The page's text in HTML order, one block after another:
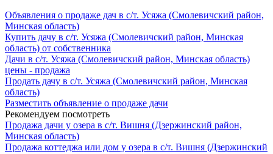
Объявления о продаже дач в с/т. Усяжа (Смолевичский район,
Минская область)
Купить дачу в с/т. Усяжа (Смолевичский район, Минская
область) от собственника
Дачи в с/т. Усяжа (Смолевичский район, Минская область)
цены - продажа
Продать дачу в с/т. Усяжа (Смолевичский район, Минская
область)
Разместить объявление о продаже дачи
Рекомендуем посмотреть
Продажа дачи у озера в с/т. Вишня (Дзержинский район,
Минская область)
Продажа коттеджа или дом у озера в с/т. Вишня (Дзержинский